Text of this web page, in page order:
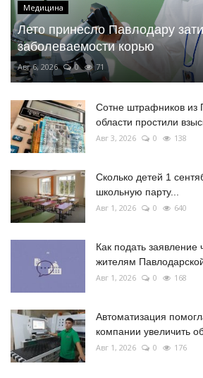
Медицина
Лето принесло Павлодару
заболеваемости корью
Авг 6, 2026 0 71
Сотне штрафников из
области простили
Авг 3, 2026 0 138
Сколько детей 1
школьную парту...
Авг 1, 2026 0 640
Как подать заявление
жителям
Авг 1, 2026 0 168
Автоматизация
компании увеличить
Авг 1, 2026 0 176